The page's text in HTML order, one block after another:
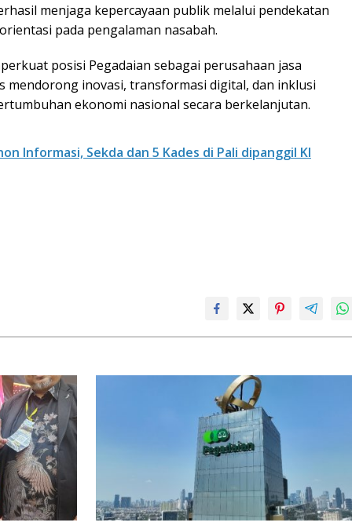
menjaga kepercayaan publik melalui pendekatan
pada pengalaman nasabah.
posisi Pegadaian sebagai perusahaan jasa
mendorong inovasi, transformasi digital, dan inklusi
ekonomi nasional secara berkelanjutan.
Informasi, Sekda dan 5 Kades di Pali dipanggil KI